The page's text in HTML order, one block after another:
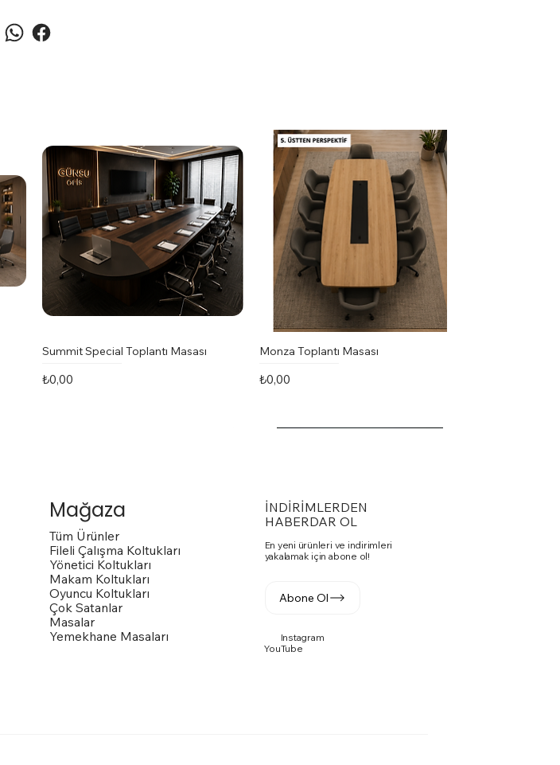
Summit Special Toplantı Masası
Fiyat
₺0,00
Monza Toplantı Masası
Fiyat
₺0,00
Vito Toplantı Masası U Toplantı
PASKO SANDALYE
Fuga Yönetici Masa Takımı
Mağaza
Tüm Ürünler
Fileli Çalışma Koltukları
Yönetici Koltukları
Makam Koltukları
Oyuncu Koltukları
Çok Satanlar
Masalar
Yemekhane Masaları
İNDİRİMLERDEN
HABERDAR OL
En yeni ürünleri ve indirimleri
yakalamak için abone ol!
Abone Ol
Instagram
YouTube